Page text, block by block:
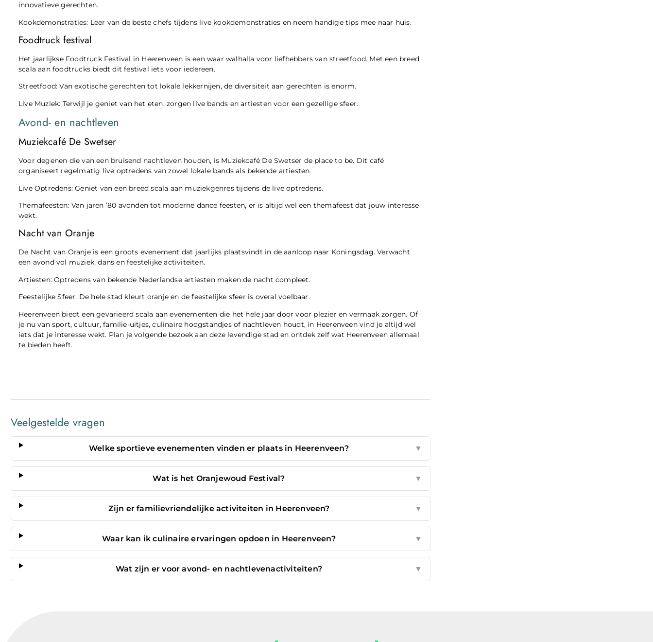
innovatieve gerechten.
Kookdemonstraties: Leer van de beste chefs tijdens live kookdemonstraties en neem handige tips mee naar huis.
Foodtruck festival
Het jaarlijkse Foodtruck Festival in Heerenveen is een waar walhalla voor liefhebbers van streetfood. Met een breed
scala aan foodtrucks biedt dit festival iets voor iedereen.
Streetfood: Van exotische gerechten tot lokale lekkernijen, de diversiteit aan gerechten is enorm.
Live Muziek: Terwijl je geniet van het eten, zorgen live bands en artiesten voor een gezellige sfeer.
Avond- en nachtleven
Muziekcafé De Swetser
Voor degenen die van een bruisend nachtleven houden, is Muziekcafé De Swetser de place to be. Dit café
organiseert regelmatig live optredens van zowel lokale bands als bekende artiesten.
Live Optredens: Geniet van een breed scala aan muziekgenres tijdens de live optredens.
Themafeesten: Van jaren ’80 avonden tot moderne dance feesten, er is altijd wel een themafeest dat jouw interesse
wekt.
Nacht van Oranje
De Nacht van Oranje is een groots evenement dat jaarlijks plaatsvindt in de aanloop naar Koningsdag. Verwacht
een avond vol muziek, dans en feestelijke activiteiten.
Artiesten: Optredens van bekende Nederlandse artiesten maken de nacht compleet.
Feestelijke Sfeer: De hele stad kleurt oranje en de feestelijke sfeer is overal voelbaar.
Heerenveen biedt een gevarieerd scala aan evenementen die het hele jaar door voor plezier en vermaak zorgen. Of
je nu van sport, cultuur, familie-uitjes, culinaire hoogstandjes of nachtleven houdt, in Heerenveen vind je altijd wel
iets dat je interesse wekt. Plan je volgende bezoek aan deze levendige stad en ontdek zelf wat Heerenveen allemaal
te bieden heeft.
Veelgestelde vragen
Welke sportieve evenementen vinden er plaats in Heerenveen? ▼
Wat is het Oranjewoud Festival? ▼
Zijn er familievriendelijke activiteiten in Heerenveen? ▼
Waar kan ik culinaire ervaringen opdoen in Heerenveen? ▼
Wat zijn er voor avond- en nachtlevenactiviteiten? ▼